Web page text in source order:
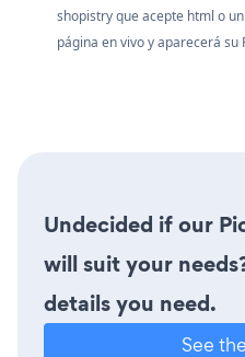
shopistry que acepte html o
página en vivo y aparecerá su
Undecided if our
will suit your
details you need.
See